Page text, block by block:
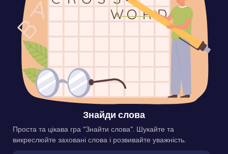
Знайди слова
Проста та цікава гра “Знайти слова”. Шукайте та
викреслюйте заховані слова і розвивайте уважність.